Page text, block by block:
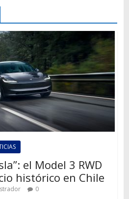
el Model 3 RWD
histórico en Chile
0